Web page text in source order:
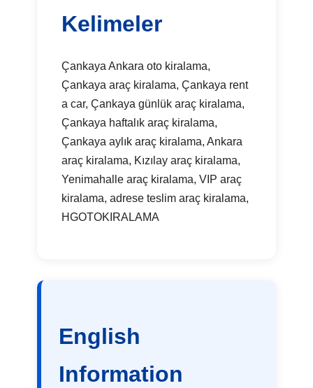
Kelimeler
Çankaya Ankara oto kiralama,
Çankaya araç kiralama, Çankaya rent
a car, Çankaya günlük araç kiralama,
Çankaya haftalık araç kiralama,
Çankaya aylık araç kiralama, Ankara
araç kiralama, Kızılay araç kiralama,
Yenimahalle araç kiralama, VIP araç
kiralama, adrese teslim araç kiralama,
HGOTOKIRALAMA
English
Information